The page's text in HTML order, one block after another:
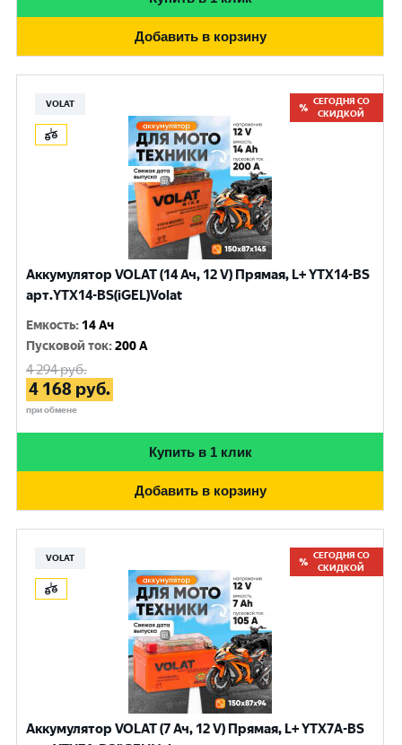
Добавить в корзину
VOLAT
СЕГОДНЯ СО
СКИДКОЙ
Аккумулятор VOLAT (14 Ач, 12 V) Прямая, L+ YTX14-BS
арт.YTX14-BS(iGEL)Volat
Емкость: 14 Ач
Пусковой ток:200 A
4 294руб.
4 168 руб.
при обмене
Купить в 1 клик
Добавить в корзину
VOLAT
СЕГОДНЯ СО
СКИДКОЙ
Аккумулятор VOLAT (7 Ач, 12 V) Прямая, L+ YTX7A-BS